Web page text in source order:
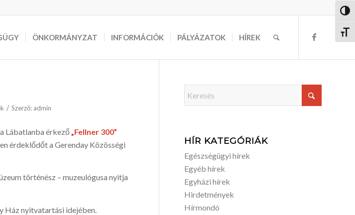
ÖNKORMÁNYZAT INFORMÁCIÓK PÁLYÁZATOK HÍREK
/ Szerző: admin
Lábatlanba érkező „Fellner 300”
érdeklődőt a Gerenday Közösségi
történész – muzeulógusa nyitja
Ház nyitvatartási idejében.
HÍR KATEGÓRIÁK
Egészségügyi hírek
Egyéb hírek
Egyházi hírek
Hirdetmények
Hírmondó